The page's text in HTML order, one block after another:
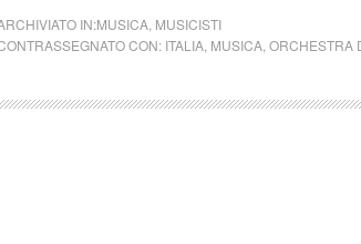
IN:MUSICA MUSICISTI
CON: ITALIA MUSICA ORCHESTRA